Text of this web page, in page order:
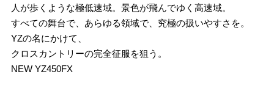
人が歩くような極低速域。景色が飛んでゆく高速域。
すべての舞台で、あらゆる領域で、究極の扱いやすさを。
YZの名にかけて、
クロスカントリーの完全征服を狙う。
NEW YZ450FX